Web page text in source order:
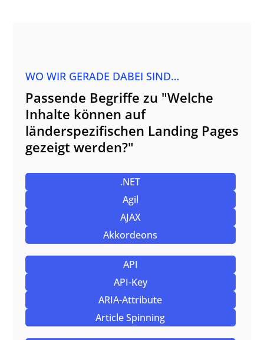
WO WIR GERADE DABEI SIND…
Passende Begriffe zu "Welche
Inhalte können auf
länderspezifischen Landing Pages
gezeigt werden?"
.NET
Agil
AJAX
Akkordeons
API
API-Key
ARIA-Attribute
Article Spinning